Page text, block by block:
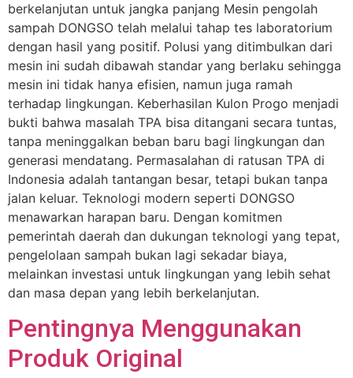
berkelanjutan untuk jangka panjang Mesin pengolah
sampah DONGSO telah melalui tahap tes laboratorium
dengan hasil yang positif. Polusi yang ditimbulkan dari
mesin ini sudah dibawah standar yang berlaku sehingga
mesin ini tidak hanya efisien, namun juga ramah
terhadap lingkungan. Keberhasilan Kulon Progo menjadi
bukti bahwa masalah TPA bisa ditangani secara tuntas,
tanpa meninggalkan beban baru bagi lingkungan dan
generasi mendatang. Permasalahan di ratusan TPA di
Indonesia adalah tantangan besar, tetapi bukan tanpa
jalan keluar. Teknologi modern seperti DONGSO
menawarkan harapan baru. Dengan komitmen
pemerintah daerah dan dukungan teknologi yang tepat,
pengelolaan sampah bukan lagi sekadar biaya,
melainkan investasi untuk lingkungan yang lebih sehat
dan masa depan yang lebih berkelanjutan.
Pentingnya Menggunakan
Produk Original